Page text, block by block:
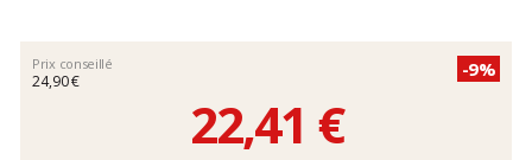
Prix conseillé
24,90 €
-9%
22,41 €